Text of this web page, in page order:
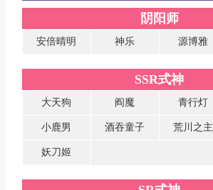
阴阳师
安倍晴明 神乐 源博雅
SSR式神
大天狗 阎魔 青行灯
小鹿男 酒吞童子 荒川之主
妖刀姬